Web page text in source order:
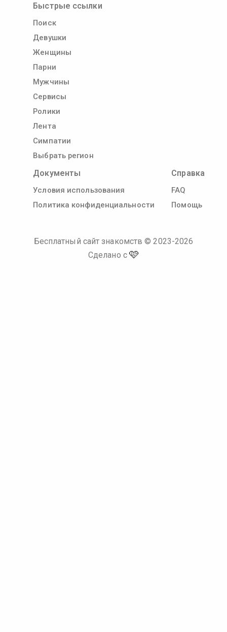
Быстрые ссылки
Поиск
Девушки
Женщины
Парни
Мужчины
Сервисы
Ролики
Лента
Симпатии
Выбрать регион
Документы
Условия использования
Политика конфиденциальности
Справка
FAQ
Помощь
Бесплатный сайт знакомств © 2023-2026
Сделано с 🩷